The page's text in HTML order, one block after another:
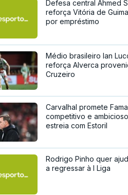
Defesa central Ahmed
reforça Vitória de
por empréstimo
Médio brasileiro Ian
reforça Alverca
Cruzeiro
Carvalhal promete
competitivo e
estreia com Estoril
Rodrigo Pinho quer
a regressar à I Liga